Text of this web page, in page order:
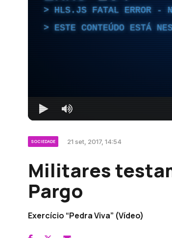
HLS.JS FATAL ERROR -
ESTE CONTEÚDO ESTÁ
SOCIEDADE 21 set, 2017, 14:54
Militares
Pargo
Exercício “Pedra Viva” (Vídeo)